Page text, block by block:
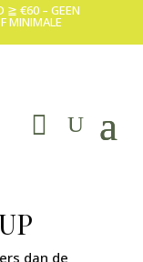
≧ €60 – GEEN
MINIMALE
dan de